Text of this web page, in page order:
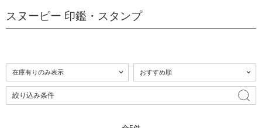
スヌーピー 印鑑・スタンプ
絞り込み条件